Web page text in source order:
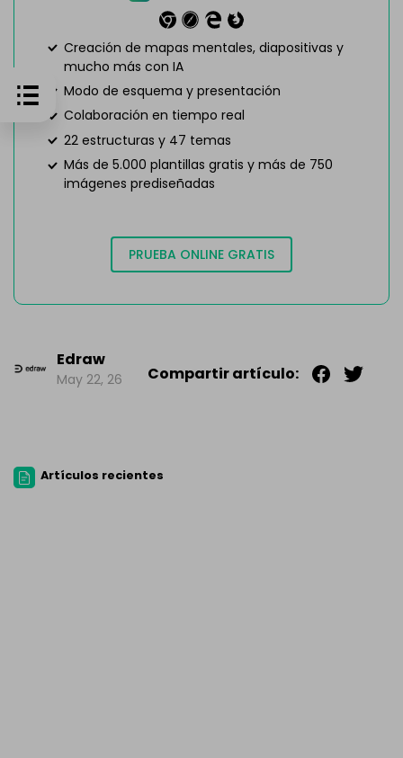
Creación de mapas mentales, diapositivas y
mucho más con IA
Modo de esquema y presentación
Colaboración en tiempo real
22 estructuras y 47 temas
Más de 5.000 plantillas gratis y más de 750
imágenes prediseñadas
PRUEBA ONLINE GRATIS
Edraw
May 22, 26 Compartir artículo:
Artículos recientes